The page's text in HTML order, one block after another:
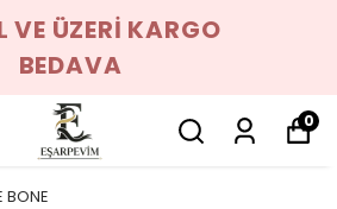
VE ÜZERİ KARGO
BEDAVA
0
BONE